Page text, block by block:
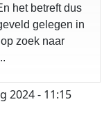
het betreft dus
gelegen in
zoek naar
2024 - 11:15